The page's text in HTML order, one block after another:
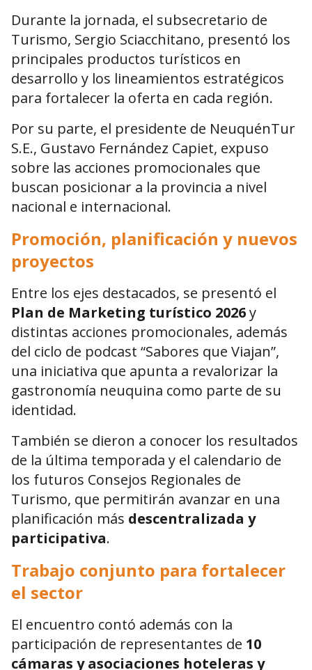
Durante la jornada, el subsecretario de
Turismo, Sergio Sciacchitano, presentó los
principales productos turísticos en
desarrollo y los lineamientos estratégicos
para fortalecer la oferta en cada región.
Por su parte, el presidente de NeuquénTur
S.E., Gustavo Fernández Capiet, expuso
sobre las acciones promocionales que
buscan posicionar a la provincia a nivel
nacional e internacional.
Promoción, planificación y nuevos
proyectos
Entre los ejes destacados, se presentó el
Plan de Marketing turístico 2026y
distintas acciones promocionales, además
del ciclo de podcast “Sabores que Viajan”,
una iniciativa que apunta a revalorizar la
gastronomía neuquina como parte de su
identidad.
También se dieron a conocer los resultados
de la última temporada y el calendario de
los futuros Consejos Regionales de
Turismo, que permitirán avanzar en una
planificación más descentralizada y
participativa.
Trabajo conjunto para fortalecer
el sector
El encuentro contó además con la
participación de representantes de 10
cámaras y asociaciones hoteleras y